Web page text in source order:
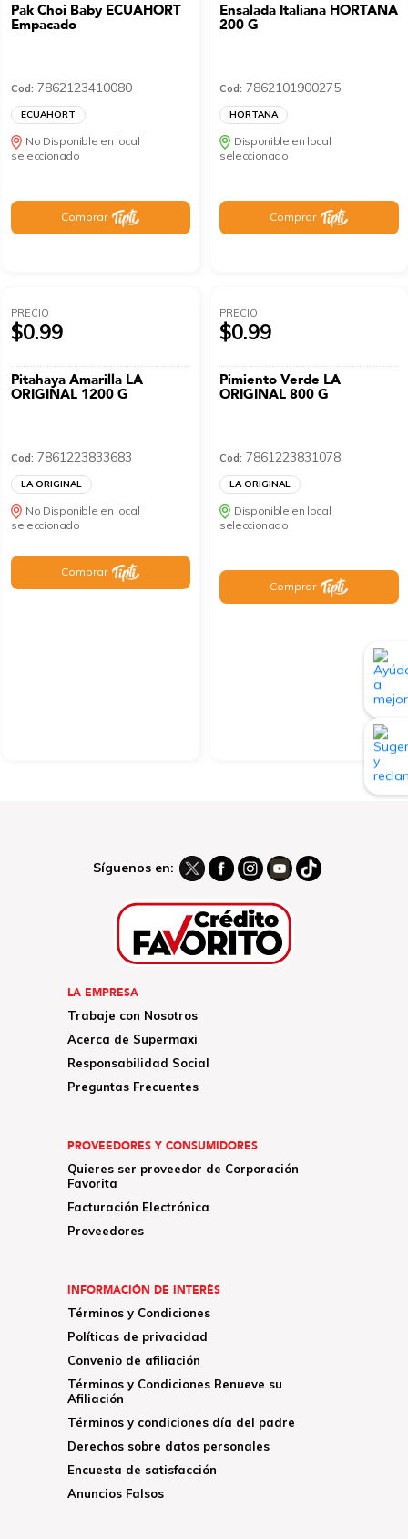
Pak Choi Baby ECUAHORT
Empacado
Cod: 7862123410080
ECUAHORT
No Disponible en local
seleccionado
Comprar
Ensalada Italiana HORTANA
200 G
Cod: 7862101900275
HORTANA
Disponible en local
seleccionado
Comprar
PRECIO
$0.99
Pitahaya Amarilla LA
ORIGINAL 1200 G
Cod: 7861223833683
LA ORIGINAL
No Disponible en local
seleccionado
Comprar
PRECIO
$0.99
Pimiento Verde LA
ORIGINAL 800 G
Cod: 7861223831078
LA ORIGINAL
Disponible en local
seleccionado
Comprar
Síguenos en:
LA EMPRESA
Trabaje con Nosotros
Acerca de Supermaxi
Responsabilidad Social
Preguntas Frecuentes
PROVEEDORES Y CONSUMIDORES
Quieres ser proveedor de Corporación
Favorita
Facturación Electrónica
Proveedores
INFORMACIÓN DE INTERÉS
Términos y Condiciones
Políticas de privacidad
Convenio de afiliación
Términos y Condiciones Renueve su
Afiliación
Términos y condiciones día del padre
Derechos sobre datos personales
Encuesta de satisfacción
Anuncios Falsos